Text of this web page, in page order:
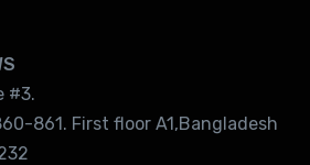
#3.
861. First floor A1,Bangladesh